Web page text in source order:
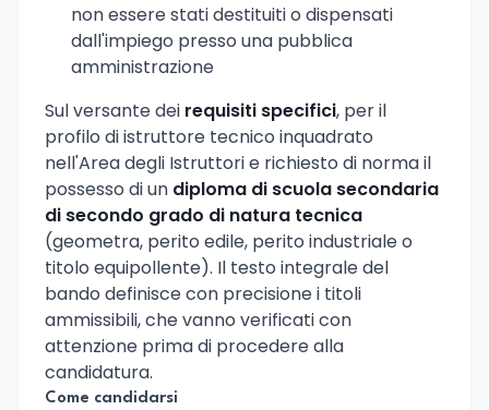
non essere stati destituiti o dispensati
dall'impiego presso una pubblica
amministrazione
Sul versante dei requisiti specifici, per il
profilo di istruttore tecnico inquadrato
nell'Area degli Istruttori e richiesto di norma il
possesso di un diploma di scuola secondaria
di secondo grado di natura tecnica
(geometra, perito edile, perito industriale o
titolo equipollente). Il testo integrale del
bando definisce con precisione i titoli
ammissibili, che vanno verificati con
attenzione prima di procedere alla
candidatura.
Come candidarsi